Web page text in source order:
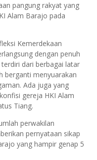
pangung rakyat yang
Alam Barajo pada
Kemerdekaan
dengan penuh
dari berbagai latar
berganti menyuarakan
Ada juga yang
gereja HKI Alam
Tiang.
perwakilan
pernyataan sikap
yang hampir genap 5